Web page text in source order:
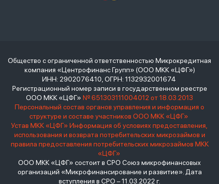
Общество с ограниченной ответственностью Микрокредитная
компания «Центрофинанс Групп» (ООО МКК «ЦФГ»)
ИНН: 2902076410, ОГРН: 1132932001674
Регистрационный номер записи в государственном реестре
ООО МКК «ЦФГ» № 651303111004012 от 18.03.2013
Персональный состав органов управления и информация о
структуре и составе участников ООО МКК «ЦФГ»
Устав МКК «ЦФГ» Информация об условиях предоставления,
использования и возврата потребительских микрозаймов и
правила предоставления потребительских микрозаймов МКК
«ЦФГ»
ООО МКК «ЦФГ» состоит в СРО Союз микрофинансовых
организаций «Микрофинансирование и развитие». Дата
вступления в СРО – 11.03.2022 г.